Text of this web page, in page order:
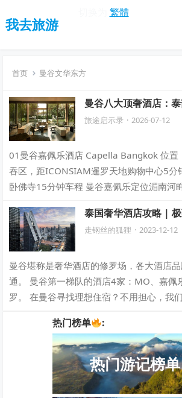
繁體
我去旅游
首页 曼谷文华东方
曼谷八大顶奢酒店：
华入此间
旅途启示录 · 2026-07-12
01曼谷嘉佩乐酒店 Capella Bangkok 位置
吞区，距ICONSIAM暹罗天地购物中心5分
卧佛寺15分钟车程 曼谷嘉佩乐定位湄南河
泰国奢华酒店攻略 |
为你挑选最理想的一家
走钢丝的狐狸 · 2023-12-12
曼谷堪称是奢华酒店的修罗场，各大酒店
通。 曼谷第一梯队的酒店4家：MO、嘉佩
罗。 在曼谷寻找理想住宿？不用担心，我
热门榜单 :
热门游记榜单